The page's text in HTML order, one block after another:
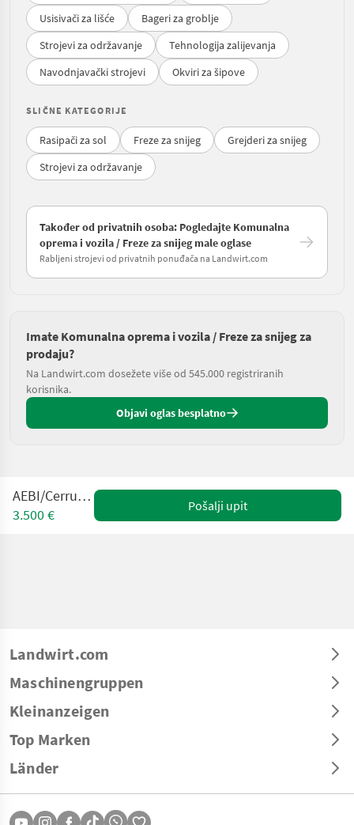
Usisivači za lišće
Bageri za groblje
Strojevi za održavanje
Tehnologija zalijevanja
Navodnjavački strojevi
Okviri za šipove
SLIČNE KATEGORIJE
Rasipači za sol Freze za snijeg
Grejderi za snijeg
Strojevi za održavanje
Također od privatnih osoba: Pogledajte Komunalna
oprema i vozila / Freze za snijeg male oglase
Rabljeni strojevi od privatnih ponuđača na Landwirt.com
Imate Komunalna oprema i vozila / Freze za snijeg za
prodaju?
Na Landwirt.com dosežete više od 545.000 registriranih
korisnika.
Objavi oglas besplatno
AEBI/Cerruti 115 H
3.500 €
Pošalji upit
Landwirt.com
Maschinengruppen
Kleinanzeigen
Top Marken
Länder